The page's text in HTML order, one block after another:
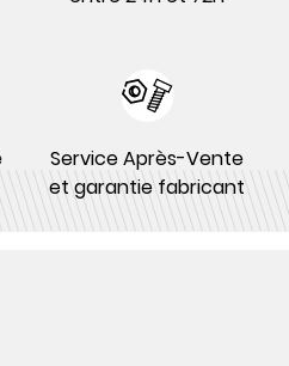
Service Après-Vente
et garantie fabricant